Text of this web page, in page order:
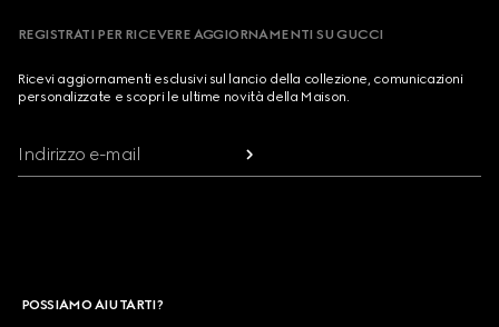
REGISTRATI PER RICEVERE AGGIORNAMENTI SU GUCCI
Ricevi aggiornamenti esclusivi sul lancio della collezione, comunicazioni
personalizzate e scopri le ultime novità della Maison.
Indirizzo e-mail
POSSIAMO AIUTARTI?